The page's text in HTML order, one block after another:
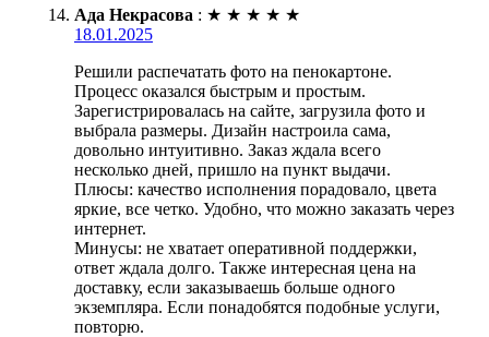
Ада Некрасова : ★ ★ ★ ★ ★
18.01.2025
Решили распечатать фото на пенокартоне.
Процесс оказался быстрым и простым.
Зарегистрировалась на сайте, загрузила фото и
выбрала размеры. Дизайн настроила сама,
довольно интуитивно. Заказ ждала всего
несколько дней, пришло на пункт выдачи.
Плюсы: качество исполнения порадовало, цвета
яркие, все четко. Удобно, что можно заказать через
интернет.
Минусы: не хватает оперативной поддержки,
ответ ждала долго. Также интересная цена на
доставку, если заказываешь больше одного
экземпляра. Если понадобятся подобные услуги,
повторю.